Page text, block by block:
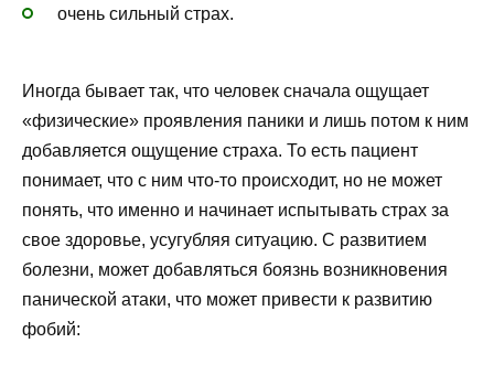
очень сильный страх.
Иногда бывает так, что человек сначала ощущает
«физические» проявления паники и лишь потом к ним
добавляется ощущение страха. То есть пациент
понимает, что с ним что-то происходит, но не может
понять, что именно и начинает испытывать страх за
свое здоровье, усугубляя ситуацию. С развитием
болезни, может добавляться боязнь возникновения
панической атаки, что может привести к развитию
фобий: